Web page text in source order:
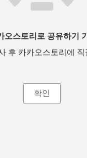
오스토리로 공유하기
후 카카오스토리에
확인